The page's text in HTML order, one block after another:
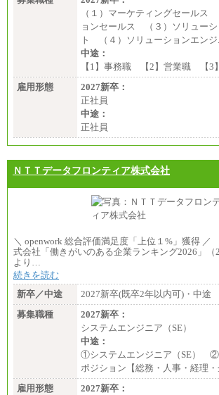
（１）マーケティングセールス
ョンセールス （３）ソリューシ
ト （４）ソリューションエン
中途：
【1】事務職 【2】営業職 【3
雇用形態
2027新卒：
正社員
中途：
正社員
ＮＴＴデータフロンティア株式会社
＼ openwork 総合評価満足度「上位１%」獲得 ／
式会社「働きがいのある企業ランキング2026」（
より…
続きを読む
新卒／中途
2027新卒(既卒2年以内可)・中途
募集職種
2027新卒：
システムエンジニア（SE）
中途：
①システムエンジニア（SE） ②
ポジション【総務・人事・経理・
雇用形態
2027新卒：